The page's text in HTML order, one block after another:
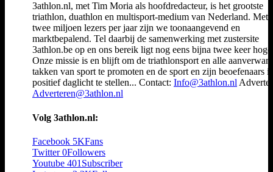
3athlon.nl, met Tim Moria als hoofdredacteur, is het grootste
triathlon, duathlon en multisport-medium van Nederland. Met
twee miljoen lezers per jaar zijn we toonaangevend en
marktbepalend. Tel daarbij de samenwerking met zustersite
3athlon.be op en ons bereik ligt nog eens bijna twee keer
Onze missie is en blijft om de triathlonsport en alle
takken van sport te promoten en de sport en zijn beoefenaars
positief daglicht te stellen... Contact: Info@3athlon.nl
Adverteren@3athlon.nl
Volg 3athlon.nl:
Facebook 5KFans
Twitter 0Followers
Youtube 401 Subscriber